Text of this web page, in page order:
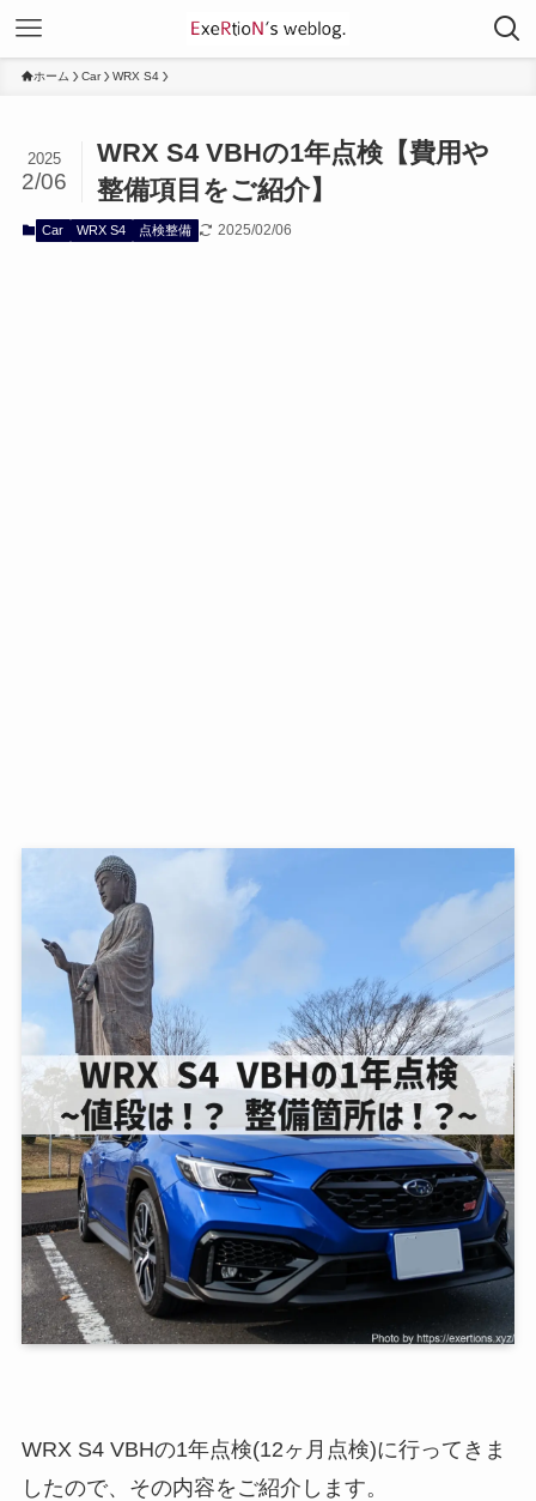
ホーム Car WRX S4
WRX S4 VBHの1年点検【費用や
整備項目をご紹介】
2025
2/06
Car WRX S4 点検整備 2025/02/06
WRX S4 VBHの1年点検(12ヶ月点検)に行ってきま
したので、その内容をご紹介します。